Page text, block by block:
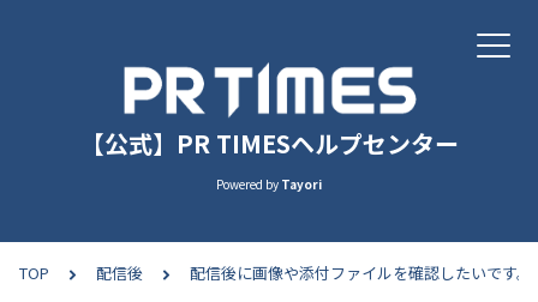
【公式】PR TIMESヘルプセンター
Powered by Tayori
TOP 配信後 配信後に画像や添付ファイルを確認したいです。